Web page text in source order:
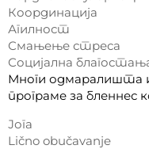
Координација
Агилност
Смањење стреса
Социјална
Многи одмаралишта
програме за бленнес
Јога
Lično obučavanje